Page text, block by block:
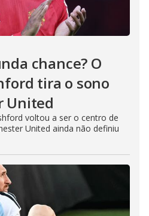
chance? O
tira o sono
United
voltou a ser o centro de
United ainda não definiu